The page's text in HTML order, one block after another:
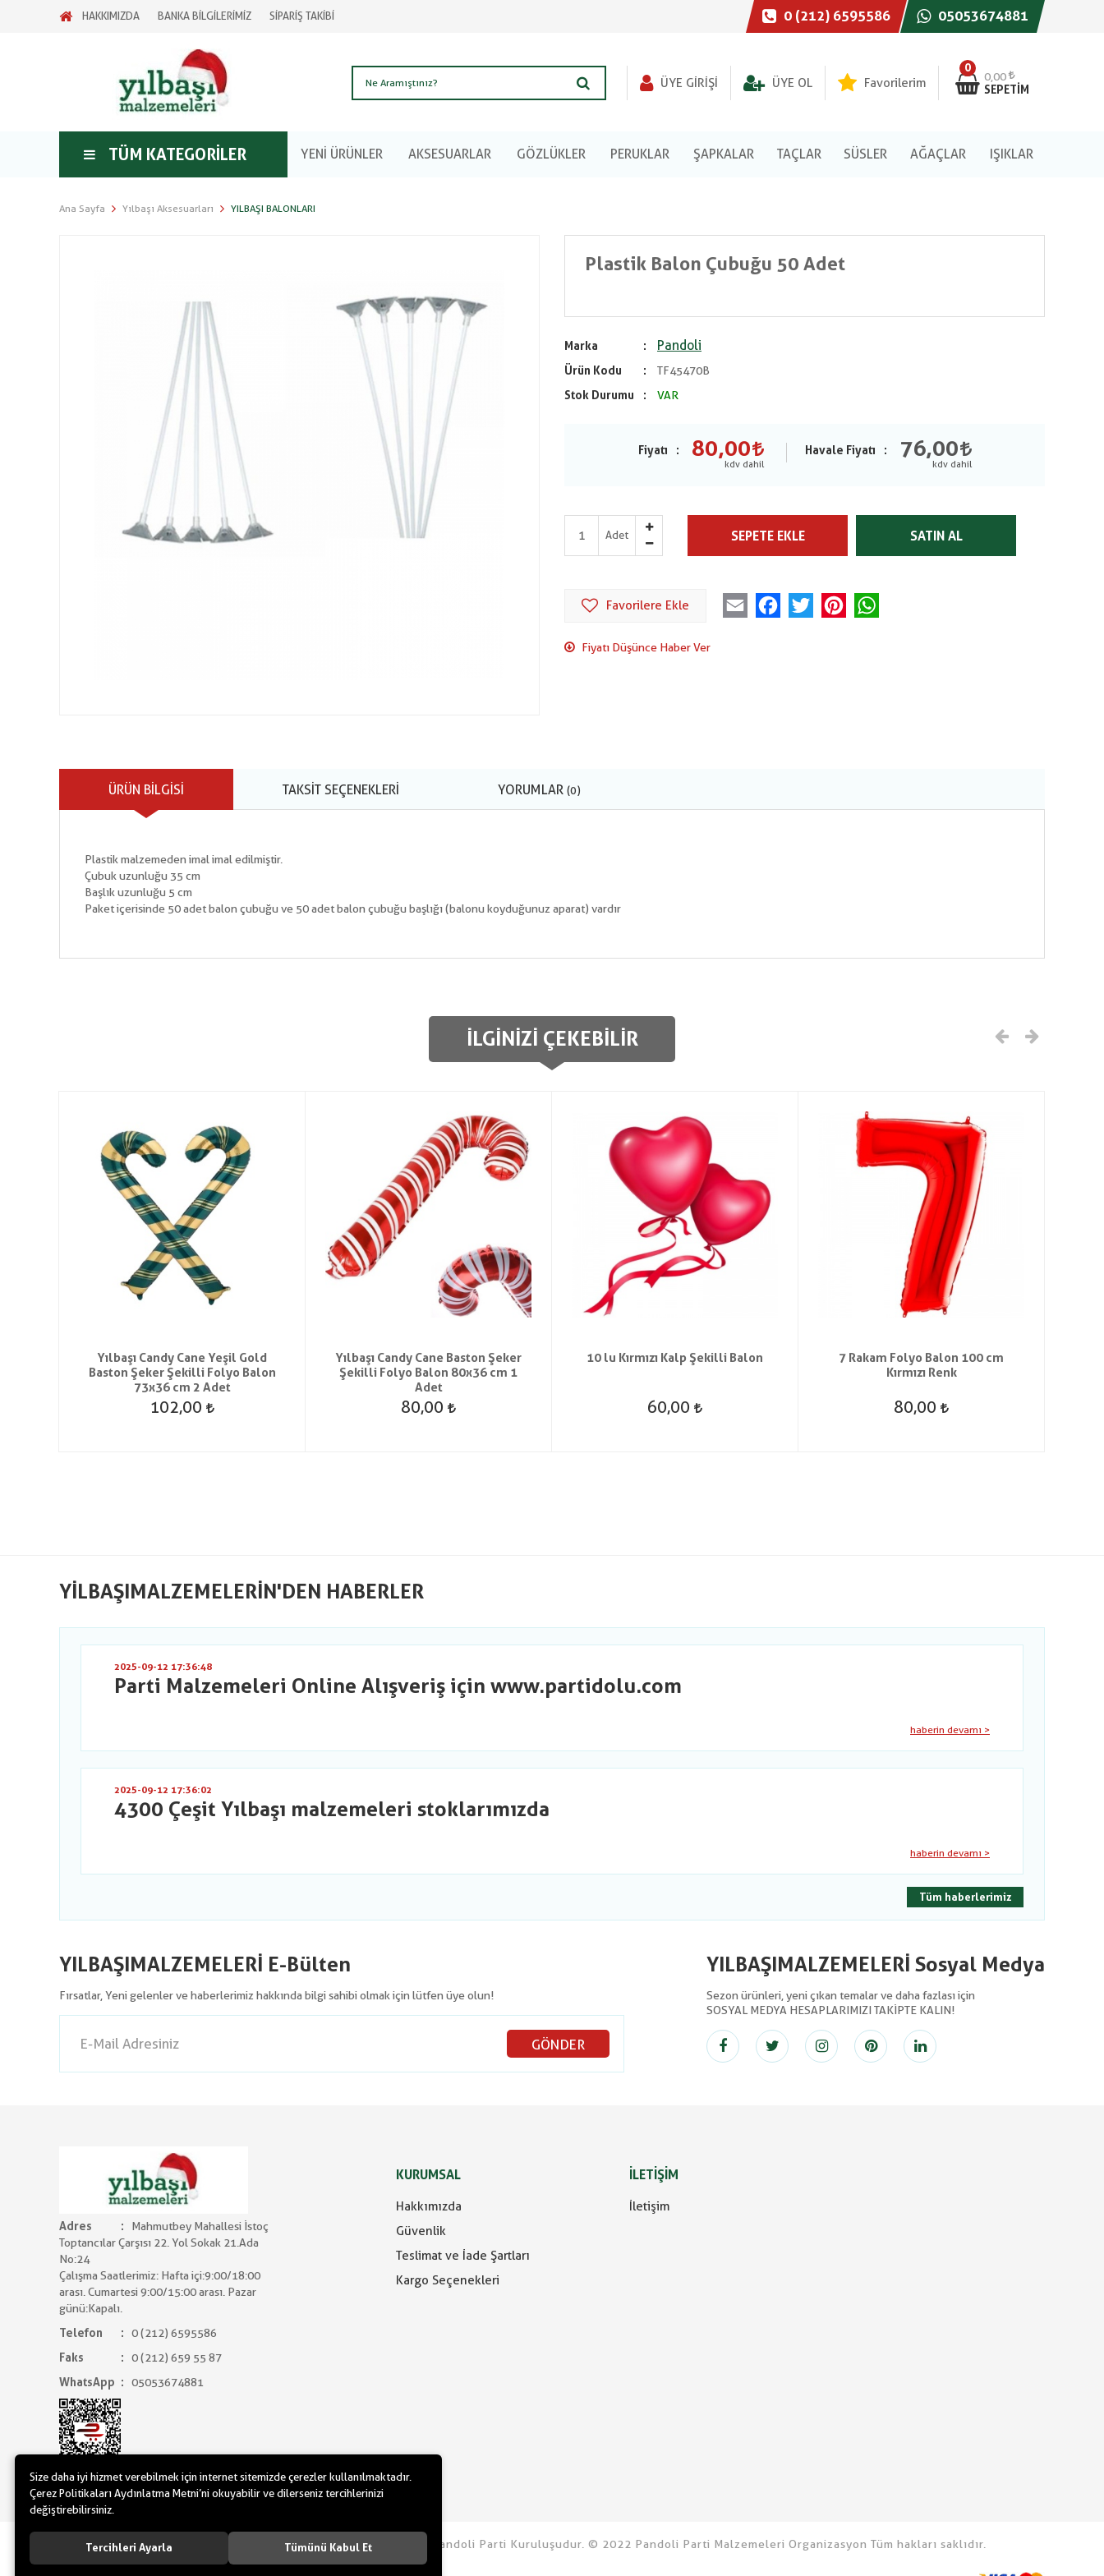
HAKKIMIZDA BANKA BİLGİLERİMİZ SİPARİŞ TAKİBİ 0 (212) 6595586 05053674881
0
0,00
SEPETIM
ÜYE GIRIŞI ÜYE OL Favorilerim
TÜM KATEGORILER YENİ ÜRÜNLER AKSESUARLAR GÖZLÜKLER PERUKLAR ŞAPKALAR TAÇLAR SÜSLER AĞAÇLAR IŞIKLAR
Ana Sayfa Yılbaşı Aksesuarları YILBAŞI BALONLARI
Plastik Balon Çubuğu 50 Adet
Marka Pandoli
Ürün Kodu
TF45470B
Stok Durumu
VAR
Fiyatı 80,00 Havale Fiyatı 76,00
Adet SEPETE EKLE SATIN AL
Favorilere Ekle Email FacebookTwitter Pinterest
Fiyatı Düşünce Haber Ver
ÜRÜN BILGISI TAKSIT SEÇENEKLERI YORUMLAR (0)
Plastik malzemeden imal imal edilmiştir.
Çubuk uzunluğu 35 cm
Başlık uzunluğu 5 cm
Paket içerisinde 50 adet balon çubuğu ve 50 adet balon çubuğu başlığı (balonu koyduğunuz aparat) vardır
İLGINIZI ÇEKEBILIR
Yılbaşı Candy Cane Yeşil Gold
Baston Şeker Şekilli Folyo Balon
73x36 cm 2 Adet
102,00
Yılbaşı Candy Cane Baston Şeker
Şekilli Folyo Balon 80x36 cm 1
Adet
80,00
10 lu Kırmızı Kalp Şekilli Balon
60,00
7 Rakam Folyo Balon 100 cm
Kırmızı Renk
80,00
YILBAŞIMALZEMELERIN'DEN HABERLER
2025-09-12 17:36:48
Parti Malzemeleri Online Alışveriş için www.partidolu.com
haberin devamı >
2025-09-12 17:36:02
4300 Çeşit Yılbaşı malzemeleri stoklarımızda
haberin devamı >
Tüm haberlerimiz
YILBAŞIMALZEMELERİ E-Bülten
Fırsatlar, Yeni gelenler ve haberlerimiz hakkında bilgi sahibi olmak için lütfen üye olun!
GÖNDER
YILBAŞIMALZEMELERİ Sosyal Medya
Sezon ürünleri, yeni çıkan temalar ve daha fazlası için
SOSYAL MEDYA HESAPLARIMIZI TAKİPTE KALIN!
Adres
Mahmutbey Mahallesi İstoç
Toptancılar Çarşısı 22. Yol Sokak 21.Ada
No:24
Çalışma Saatlerimiz: Hafta içi:9:00/18:00
arası. Cumartesi 9:00/15:00 arası. Pazar
günü:Kapalı.
Telefon
0 (212) 6595586
Faks
0 (212) 659 55 87
WhatsApp
05053674881
KURUMSAL
Hakkımızda
Güvenlik
Teslimat ve İade Şartları
Kargo Seçenekleri
İLETİŞİM
İletişim
www.yilbasimalzemeleri.com - www.partidolu.com bir Pandoli Parti Kuruluşudur. © 2022 Pandoli Parti Malzemeleri Organizasyon Tüm hakları saklıdır.
Size daha iyi hizmet verebilmek için internet sitemizde çerezler kullanılmaktadır.
Çerez Politikaları Aydınlatma Metni’ni okuyabilir ve dilerseniz tercihlerinizi
değiştirebilirsiniz.
Tercihleri Ayarla Tümünü Kabul Et